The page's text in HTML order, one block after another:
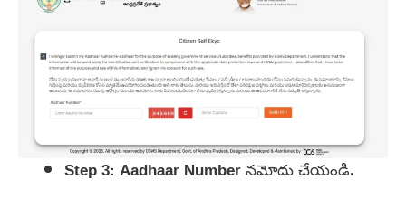
Step 3: Aadhaar Number నమోదు చేయండి.